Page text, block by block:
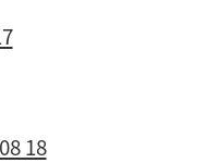
18